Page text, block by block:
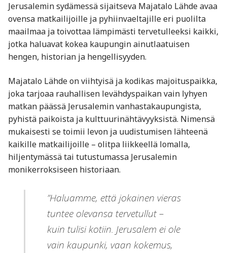
Jerusalemin sydämessä sijaitseva Majatalo Lähde avaa
ovensa matkailijoille ja pyhiinvaeltajille eri puolilta
maailmaa ja toivottaa lämpimästi tervetulleeksi kaikki,
jotka haluavat kokea kaupungin ainutlaatuisen
hengen, historian ja hengellisyyden.
Majatalo Lähde on viihtyisä ja kodikas majoituspaikka,
joka tarjoaa rauhallisen levähdyspaikan vain lyhyen
matkan päässä Jerusalemin vanhastakaupungista,
pyhistä paikoista ja kulttuurinähtävyyksistä. Nimensä
mukaisesti se toimii levon ja uudistumisen lähteenä
kaikille matkailijoille – olitpa liikkeellä lomalla,
hiljentymässä tai tutustumassa Jerusalemin
monikerroksiseen historiaan.
”Haluamme, että jokainen vieras
tuntee olevansa tervetullut –
kuin tulisi kotiin. Jerusalem ei ole
vain kaupunki, vaan kokemus,